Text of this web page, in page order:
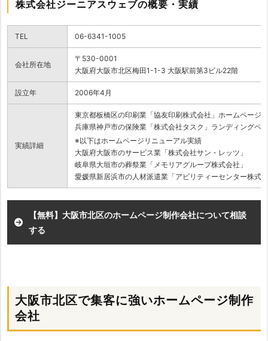
株式会社ジーニアスウェブの概要・実績
TEL 06-6341-1005
会社所在地
〒530-0001
大阪府大阪市北区梅田1-1-3 大阪駅前第3ビル22階
設立年 2006年4月
実績詳細
東京都板橋区の印刷業「協友印刷株式会社」ホームページ
兵庫県神戸市の保険業「株式会社タスク」ランディングペ
※以下はホームページリニューアル実績
大阪府大阪市のサービス業「株式会社サン・レッツ」
岐阜県大垣市の葬祭業「メモリアグループ株式会社」
愛媛県新居浜市の人材派遣業「アビリティーセンター株式
【無料】大阪市北区のホームページ制作会社について相談
する
大阪市北区で集客に強いホームページ制作
会社